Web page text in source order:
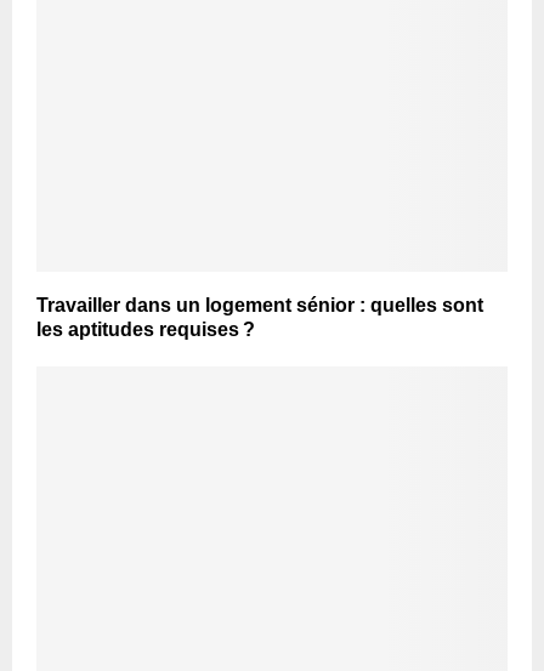
Travailler dans un logement sénior : quelles sont
les aptitudes requises ?